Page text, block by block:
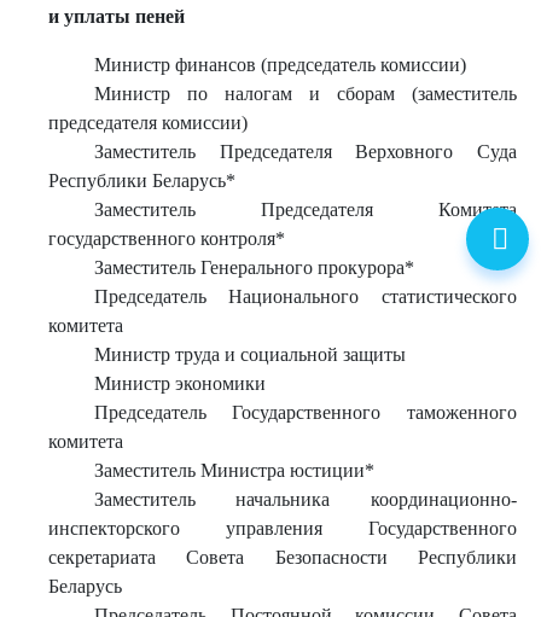
и уплаты пеней
Министр финансов (председатель комиссии)
Министр по налогам и сборам (заместитель
председателя комиссии)
Заместитель Председателя Верховного Суда
Республики Беларусь*
Заместитель Председателя Комитета
государственного контроля*
Заместитель Генерального прокурора*
Председатель Национального статистического
комитета
Министр труда и социальной защиты
Министр экономики
Председатель Государственного таможенного
комитета
Заместитель Министра юстиции*
Заместитель начальника координационно-
инспекторского управления Государственного
секретариата Совета Безопасности Республики
Беларусь